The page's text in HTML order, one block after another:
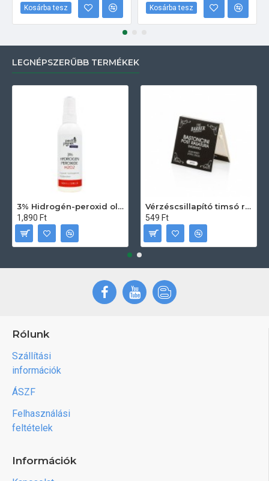
Kosárba tesz Kosárba tesz
LEGNÉPSZERŰBB TERMÉKEK
3% Hidrogén-peroxid oldat (sebfertőtlenítő) 100ml
1,890 Ft
Vérzéscsillapító timsó rúd 20db
549 Ft
Rólunk
Szállítási
információk
ÁSZF
Felhasználási
feltételek
Információk